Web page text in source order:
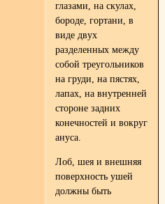
глазами, на скулах,
бороде, гортани, в
виде двух
разделенных между
собой треугольников
на груди, на пястях,
лапах, на внутренней
стороне задних
конечностей и вокруг
ануса.
Лоб, шея и внешняя
поверхность ушей
должны быть